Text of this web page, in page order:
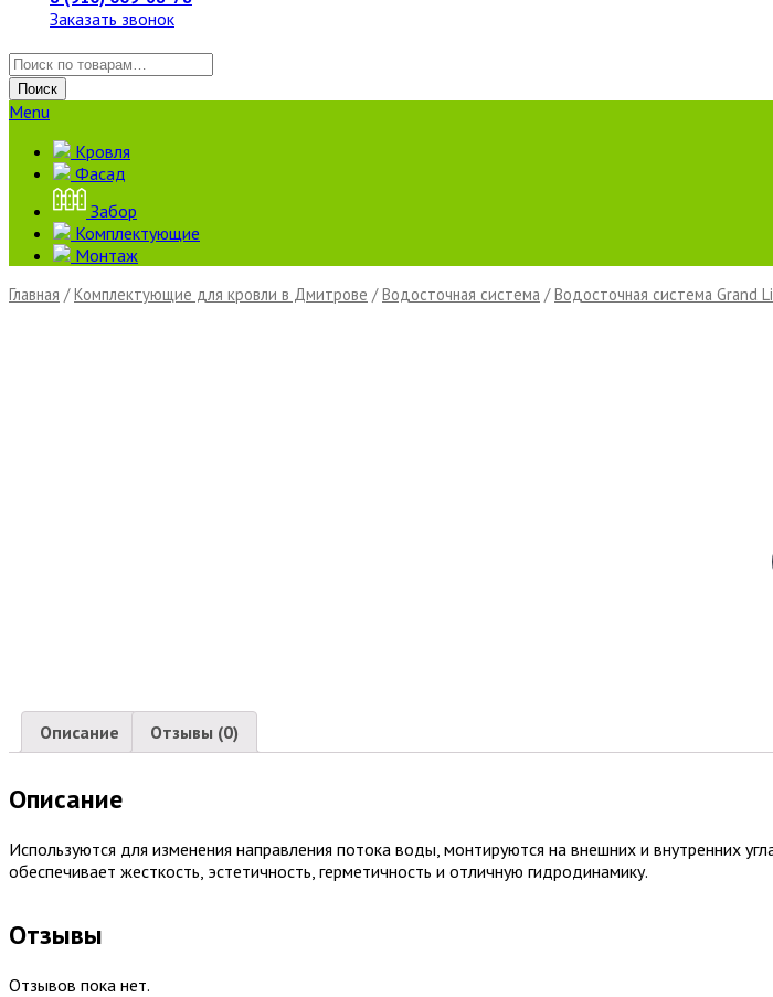
Заказать звонок
Искать:
Поиск
Menu
Кровля
Фасад
Забор
Комплектующие
Монтаж
Главная /Комплектующие для кровли в Дмитрове /Водосточная система /Водосточная система Grand
Описание Отзывы (0)
Описание
Используются для изменения направления потока воды, монтируются на внешних и внутренних
обеспечивает жесткость, эстетичность, герметичность и отличную гидродинамику.
Отзывы
Отзывов пока нет.